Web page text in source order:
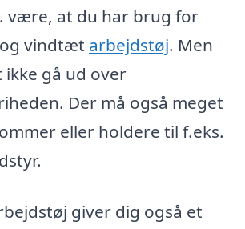
være, at du har brug for
vindtæt arbejdstøj. Men
ikke gå ud over
Der må også meget
eller holdere til f.eks.
giver dig også et